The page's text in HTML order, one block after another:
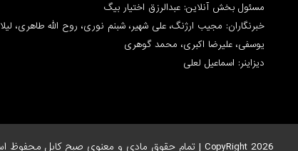
مسئول بخش آنلاین: عبدالرزق اختیار بیگ
خبرنگاران: مجیب ارژنگ، علی شهیر، شبنم نوری، روح الله طاهری، لیلا
یوسفی، علیرضا اکبری، محمد گوهری
دیزاینر: اسماعیل لعلی
CopyRight 2026 | تمام حقوق مادی و معنوی صبح کابل محفوظ است